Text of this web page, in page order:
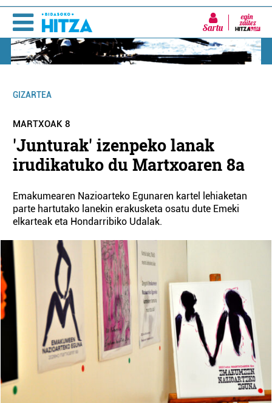
Sartu
GIZARTEA
MARTXOAK 8
'Junturak' izenpeko lanak
irudikatuko du Martxoaren 8a
Emakumearen Nazioarteko Egunaren kartel lehiaketan
parte hartutako lanekin erakusketa osatu dute Emeki
elkarteak eta Hondarribiko Udalak.